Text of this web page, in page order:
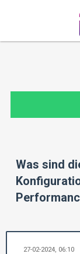
Was sind
27-02-2024, 06:10